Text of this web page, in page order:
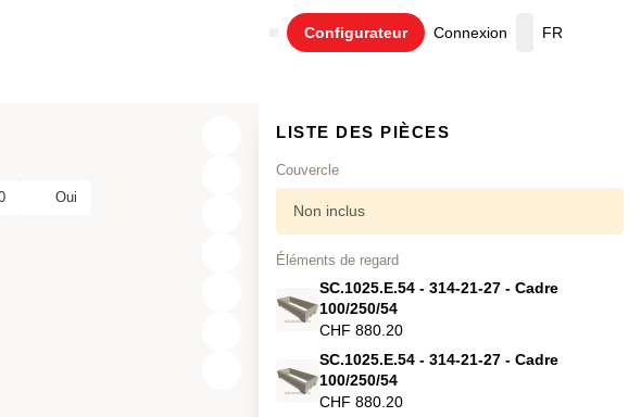
Configurateur Connexion
Panier
FR
Oui
LISTE DES PIÈCES
Couvercle
Non inclus
Éléments de regard
SC.1025.E.54 - 314-21-27 - Cadre
100/250/54
CHF 880.20
SC.1025.E.54 - 314-21-27 - Cadre
100/250/54
CHF 880.20